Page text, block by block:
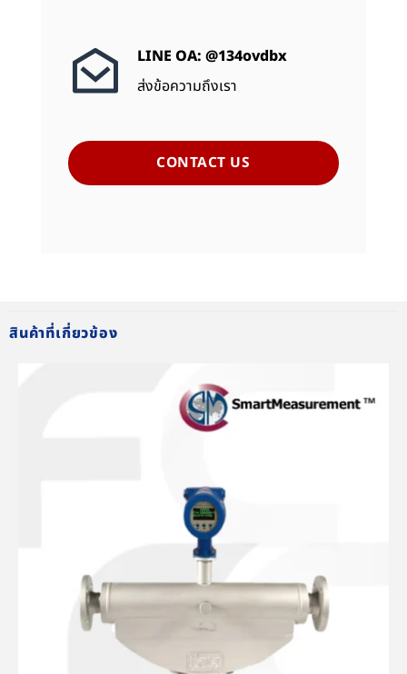
LINE OA: @134ovdbx
ส่งข้อความถึงเรา
CONTACT US
สินค้าที่เกี่ยวข้อง